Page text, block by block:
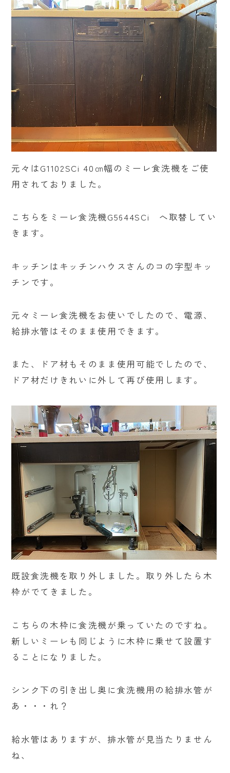
元々はG1102SCi 40㎝幅のミーレ食洗機をご使
用されておりました。
こちらをミーレ食洗機G5644SCi へ取替してい
きます。
キッチンはキッチンハウスさんのコの字型キッ
チンです。
元々ミーレ食洗機をお使いでしたので、電源、
給排水管はそのまま使用できます。
また、ドア材もそのまま使用可能でしたので、
ドア材だけきれいに外して再び使用します。
既設食洗機を取り外しました。取り外したら木
枠がでてきました。
こちらの木枠に食洗機が乗っていたのですね。
新しいミーレも同じように木枠に乗せて設置す
ることになりました。
シンク下の引き出し奥に食洗機用の給排水管が
あ・・・れ？
給水管はありますが、排水管が見当たりません
ね、